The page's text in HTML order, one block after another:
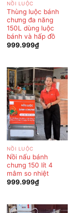
NỒI LUỘC
Thùng luộc bánh
chưng đa năng
150L dùng luộc
bánh và hấp đồ
999.999₫
NỒI LUỘC
Nồi nấu bánh
chưng 150 lít 4
mâm so nhiệt
999.999₫